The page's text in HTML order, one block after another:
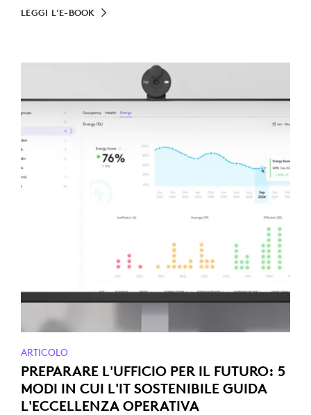
LEGGI L'E-BOOK
ARTICOLO
PREPARARE L'UFFICIO PER IL FUTURO: 5
MODI IN CUI L'IT SOSTENIBILE GUIDA
L'ECCELLENZA OPERATIVA